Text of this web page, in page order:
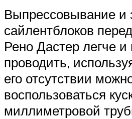
Выпрессовывание и
сайлентблоков
Рено Дастер легче
проводить,
его отсутствии
воспользоваться
миллиметровой